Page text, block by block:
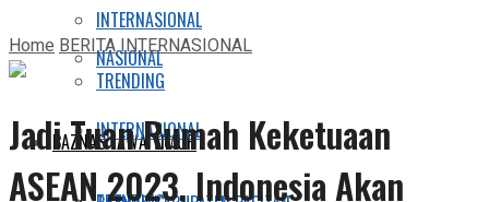
INTERNASIONAL
TRENDING
BAZNAS JAWA TIMUR
NASIONAL
INTERNASIONAL
HomeBERITAINTERNASIONAL
Jadi Tuan Rumah Keketuaan
ASEAN 2023, Indonesia Akan